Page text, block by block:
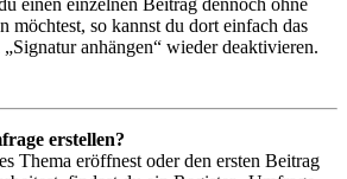
einen einzelnen Beitrag dennoch ohne
möchtest, so kannst du dort einfach das
anhängen“ wieder deaktivieren.
erstellen?
Thema eröffnest oder den ersten Beitrag